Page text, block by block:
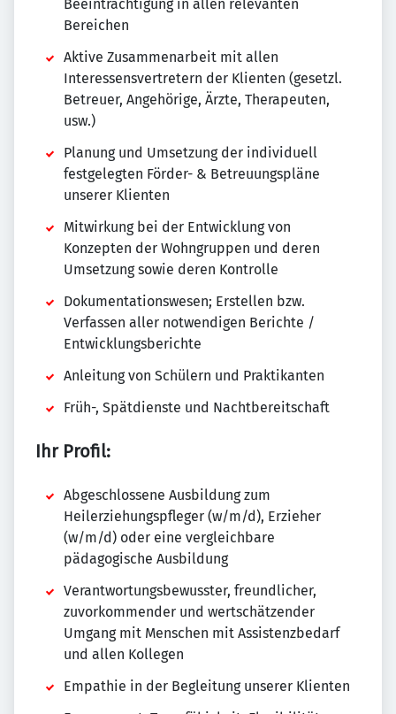
Beeinträchtigung in allen relevanten
Bereichen
Aktive Zusammenarbeit mit allen
Interessensvertretern der Klienten (gesetzl.
Betreuer, Angehörige, Ärzte, Therapeuten,
usw.)
Planung und Umsetzung der individuell
festgelegten Förder- & Betreuungspläne
unserer Klienten
Mitwirkung bei der Entwicklung von
Konzepten der Wohngruppen und deren
Umsetzung sowie deren Kontrolle
Dokumentationswesen; Erstellen bzw.
Verfassen aller notwendigen Berichte /
Entwicklungsberichte
Anleitung von Schülern und Praktikanten
Früh-, Spätdienste und Nachtbereitschaft
Ihr Profil:
Abgeschlossene Ausbildung zum
Heilerziehungspfleger (w/m/d), Erzieher
(w/m/d) oder eine vergleichbare
pädagogische Ausbildung
Verantwortungsbewusster, freundlicher,
zuvorkommender und wertschätzender
Umgang mit Menschen mit Assistenzbedarf
und allen Kollegen
Empathie in der Begleitung unserer Klienten